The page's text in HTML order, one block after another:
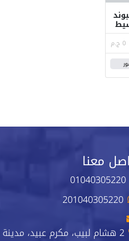
كمبوند
0 ج.م
معنا
01040305220
201040305220
2 هشام لبيب، مكرم عبيد، مدينة نصر